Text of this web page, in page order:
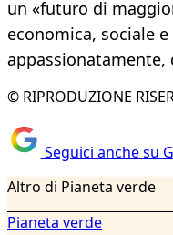
un «futuro di
economica, sociale
appassionatamente,
© RIPRODUZIONE
Seguici anche su
Altro di Pianeta verde
Pianeta verde